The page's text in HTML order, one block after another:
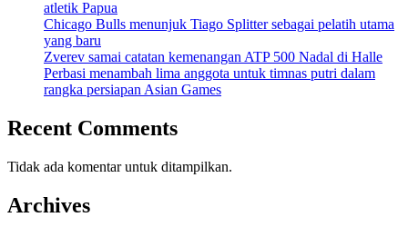
atletik Papua
Chicago Bulls menunjuk Tiago Splitter sebagai pelatih utama
yang baru
Zverev samai catatan kemenangan ATP 500 Nadal di Halle
Perbasi menambah lima anggota untuk timnas putri dalam
rangka persiapan Asian Games
Recent Comments
Tidak ada komentar untuk ditampilkan.
Archives